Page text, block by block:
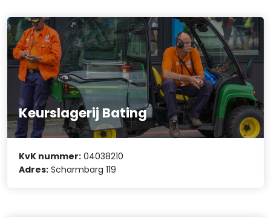
Keurslagerij Bating
KvK nummer: 04038210
Adres: Scharmbarg 119